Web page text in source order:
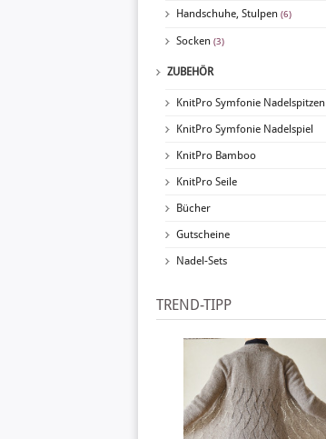
Handschuhe, Stulpen (6)
Socken (3)
ZUBEHÖR
KnitPro Symfonie Nadelspitzen
KnitPro Symfonie Nadelspiel
KnitPro Bamboo
KnitPro Seile
Bücher
Gutscheine
Nadel-Sets
TREND-TIPP